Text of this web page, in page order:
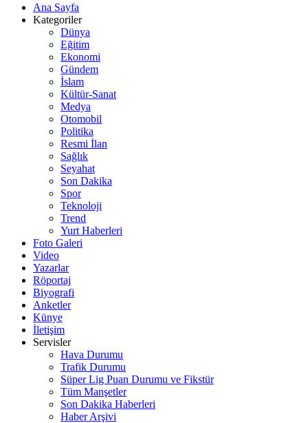
Ana Sayfa
Kategoriler
Dünya
Eğitim
Ekonomi
Gündem
İslam
Kültür-Sanat
Medya
Otomobil
Politika
Resmi İlan
Sağlık
Seyahat
Son Dakika
Spor
Teknoloji
Trend
Yurt Haberleri
Foto Galeri
Video
Yazarlar
Röportaj
Biyografi
Anketler
Künye
İletişim
Servisler
Hava Durumu
Trafik Durumu
Süper Lig Puan Durumu ve Fikstür
Tüm Manşetler
Son Dakika Haberleri
Haber Arşivi